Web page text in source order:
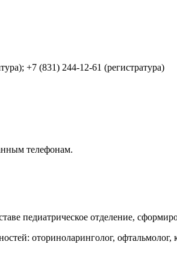
+7 (831) 244-12-61 (регистратура)
телефонам.
педиатрическое отделение,
оториноларинголог, офтальмолог,